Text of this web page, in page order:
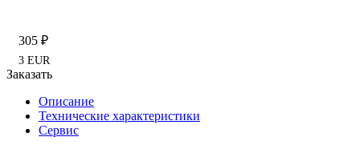
305 ₽
3 EUR
Заказать
Описание
Технические характеристики
Сервис